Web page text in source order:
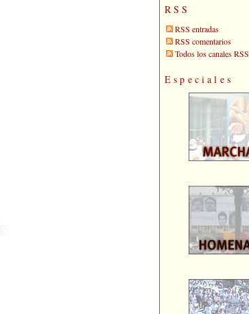
RSS
RSS entradas
RSS comentarios
Todos los canales RSS
Especiales